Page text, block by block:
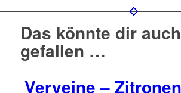
Das könnte dir auch
gefallen …
Verveine –